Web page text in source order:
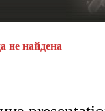
не найдена